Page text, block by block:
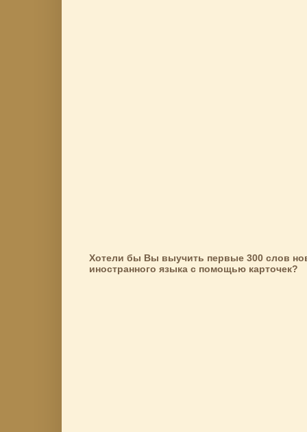
Хотели бы Вы выучить первые 300 слов
иностранного языка с помощью карточек?